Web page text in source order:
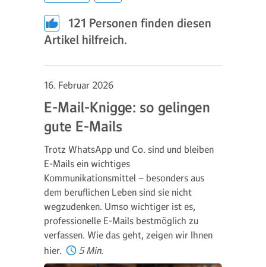
121 Personen finden diesen
Artikel hilfreich.
16. Februar 2026
E-Mail-Knigge: so gelingen
gute E-Mails
Trotz WhatsApp und Co. sind und bleiben
E-Mails ein wichtiges
Kommunikationsmittel – besonders aus
dem beruflichen Leben sind sie nicht
wegzudenken. Umso wichtiger ist es,
professionelle E-Mails bestmöglich zu
verfassen. Wie das geht, zeigen wir Ihnen
hier.
5 Min.